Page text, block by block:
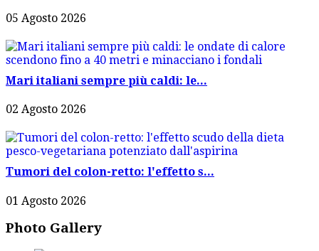
05 Agosto 2026
Mari italiani sempre più caldi: le...
02 Agosto 2026
Tumori del colon-retto: l'effetto s...
01 Agosto 2026
Photo Gallery